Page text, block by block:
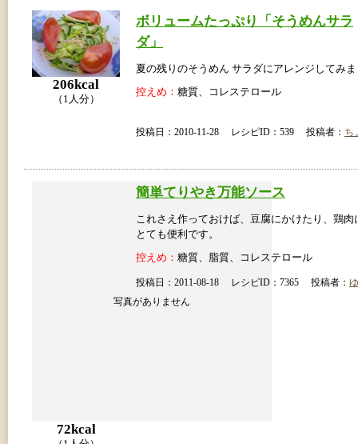
206kcal
（1人分）
ボリュームたっぷり「そうめんサラ
ダ」
夏の残りのそうめん サラダにアレンジしてみ
控えめ： 糖質、コレステロール
投稿日：2010-11-28 レシピID：539 投稿者： ち
写真がありません
72kcal
簡単てりやき万能ソース
これさえ作っておけば、豆腐にかけたり、鶏肉
とても便利です。
控えめ： 糖質、脂質、コレステロール
投稿日：2011-08-18 レシピID：7365 投稿者：